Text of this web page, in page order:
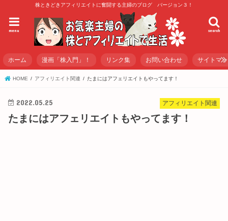
株ときどきアフィリエイトに奮闘する主婦のブログ バージョン３！
search
menu
ホーム 漫画「株入門」！ リンク集 お問い合わせ サイトマ
HOME アフィリエイト関連 たまにはアフェリエイトもやってます！
アフィリエイト関連
2022.05.25
たまにはアフェリエイトもやってます！